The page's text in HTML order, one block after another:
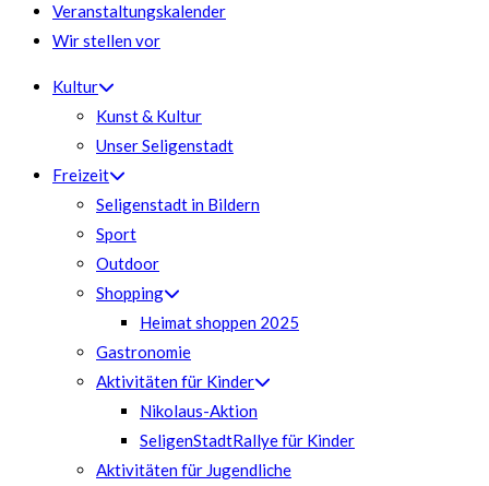
Veranstaltungskalender
Wir stellen vor
Kultur
Kunst & Kultur
Unser Seligenstadt
Freizeit
Seligenstadt in Bildern
Sport
Outdoor
Shopping
Heimat shoppen 2025
Gastronomie
Aktivitäten für Kinder
Nikolaus-Aktion
SeligenStadtRallye für Kinder
Aktivitäten für Jugendliche